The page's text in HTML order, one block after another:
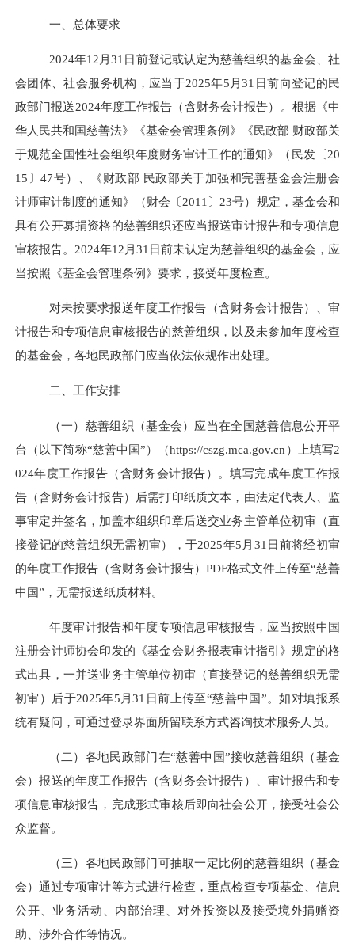
一、总体要求
2024年12月31日前登记或认定为慈善组织的基金会、社
会团体、社会服务机构，应当于2025年5月31日前向登记的民
政部门报送2024年度工作报告（含财务会计报告）。根据《中
华人民共和国慈善法》《基金会管理条例》《民政部 财政部关
于规范全国性社会组织年度财务审计工作的通知》（民发〔20
15〕47号）、《财政部 民政部关于加强和完善基金会注册会
计师审计制度的通知》（财会〔2011〕23号）规定，基金会和
具有公开募捐资格的慈善组织还应当报送审计报告和专项信息
审核报告。2024年12月31日前未认定为慈善组织的基金会，应
当按照《基金会管理条例》要求，接受年度检查。
对未按要求报送年度工作报告（含财务会计报告）、审
计报告和专项信息审核报告的慈善组织，以及未参加年度检查
的基金会，各地民政部门应当依法依规作出处理。
二、工作安排
（一）慈善组织（基金会）应当在全国慈善信息公开平
台（以下简称“慈善中国”）（https://cszg.mca.gov.cn）上填写2
024年度工作报告（含财务会计报告）。填写完成年度工作报
告（含财务会计报告）后需打印纸质文本，由法定代表人、监
事审定并签名，加盖本组织印章后送交业务主管单位初审（直
接登记的慈善组织无需初审），于2025年5月31日前将经初审
的年度工作报告（含财务会计报告）PDF格式文件上传至“慈善
中国”，无需报送纸质材料。
年度审计报告和年度专项信息审核报告，应当按照中国
注册会计师协会印发的《基金会财务报表审计指引》规定的格
式出具，一并送业务主管单位初审（直接登记的慈善组织无需
初审）后于2025年5月31日前上传至“慈善中国”。如对填报系
统有疑问，可通过登录界面所留联系方式咨询技术服务人员。
（二）各地民政部门在“慈善中国”接收慈善组织（基金
会）报送的年度工作报告（含财务会计报告）、审计报告和专
项信息审核报告，完成形式审核后即向社会公开，接受社会公
众监督。
（三）各地民政部门可抽取一定比例的慈善组织（基金
会）通过专项审计等方式进行检查，重点检查专项基金、信息
公开、业务活动、内部治理、对外投资以及接受境外捐赠资
助、涉外合作等情况。